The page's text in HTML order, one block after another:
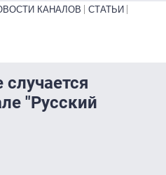
КАНАЛОВ
СТАТЬИ
"Русский